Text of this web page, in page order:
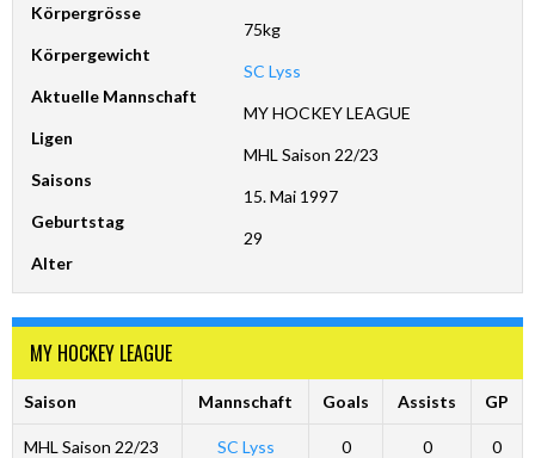
Körpergrösse
Körpergewicht
75kg
Aktuelle Mannschaft
SC Lyss
Ligen
MY HOCKEY LEAGUE
Saisons
MHL Saison 22/23
Geburtstag
15. Mai 1997
Alter
29
MY HOCKEY LEAGUE
Saison Mannschaft Goals Assists GP
MHL Saison 22/23 SC Lyss 0 0 0